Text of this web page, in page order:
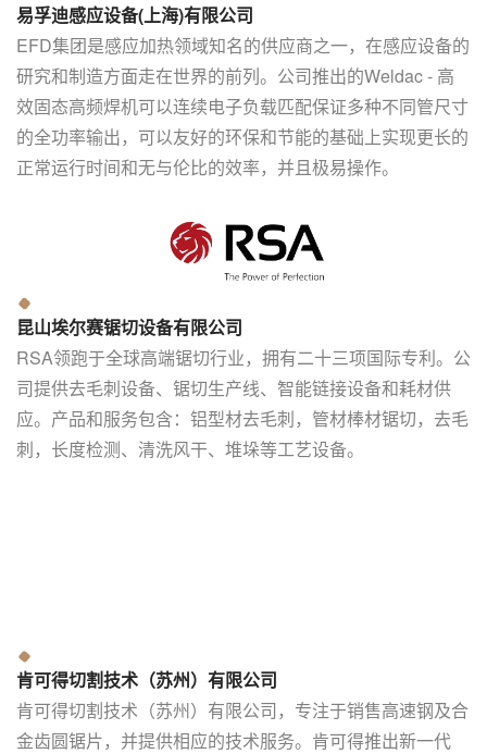
易孚迪感应设备(上海)有限公司
EFD集团是感应加热领域知名的供应商之一，在感应设备的
研究和制造方面走在世界的前列。公司推出的Weldac - 高
效固态高频焊机可以连续电子负载匹配保证多种不同管尺寸
的全功率输出，可以友好的环保和节能的基础上实现更长的
正常运行时间和无与伦比的效率，并且极易操作。
昆山埃尔赛锯切设备有限公司
RSA领跑于全球高端锯切行业，拥有二十三项国际专利。公
司提供去毛刺设备、锯切生产线、智能链接设备和耗材供
应。产品和服务包含：铝型材去毛刺，管材棒材锯切，去毛
刺，长度检测、清洗风干、堆垛等工艺设备。
肯可得切割技术（苏州）有限公司
肯可得切割技术（苏州）有限公司，专注于销售高速钢及合
金齿圆锯片，并提供相应的技术服务。肯可得推出新一代